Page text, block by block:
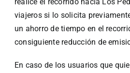
viajeros si lo solicita
un ahorro de tiempo en el
consiguiente reducción de
En caso de los usuarios que